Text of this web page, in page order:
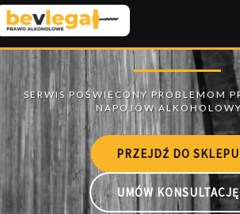
PRZEJDŹ DO SKLEPU
UMÓW KONSULTACJĘ